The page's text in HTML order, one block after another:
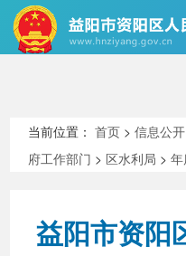
当前位置：首页 >信息公开
府工作部门 > 区水利局 >
益阳市资阳